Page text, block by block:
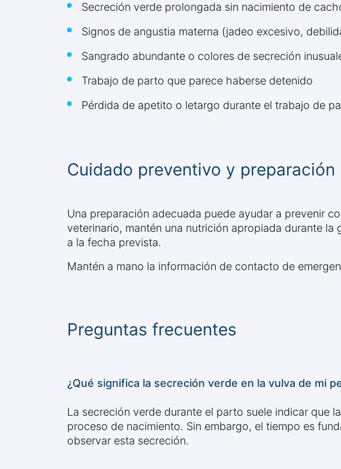
Secreción verde prolongada sin nacimiento de
Signos de angustia materna (jadeo excesivo,
Sangrado abundante o colores de secreción
Trabajo de parto que parece haberse detenido
Pérdida de apetito o letargo durante el trabajo de
Cuidado preventivo y preparación
Una preparación adecuada puede ayudar a prevenir
veterinario, mantén una nutrición apropiada durante
a la fecha prevista.
Mantén a mano la información de contacto de
Preguntas frecuentes
¿Qué significa la secreción verde en la vulva de mi
La secreción verde durante el parto suele indicar que
proceso de nacimiento. Sin embargo, el tiempo es
observar esta secreción.